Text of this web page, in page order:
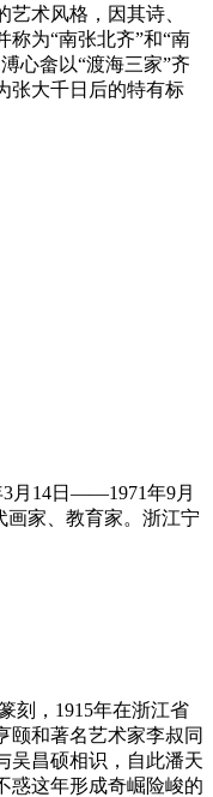
术风格，因其诗、
称为“南张北齐”和“南
心畲以“渡海三家”齐
张大千日后的特有标
月14日——1971年9月
画家、教育家。浙江宁
，1915年在浙江省
颐和著名艺术家李叔同
吴昌硕相识，自此潘天
惑这年形成奇崛险峻的